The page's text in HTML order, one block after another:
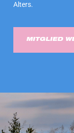
Alters.
MITGLIED